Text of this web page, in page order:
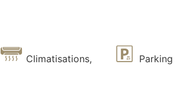
Climatisations, Parking